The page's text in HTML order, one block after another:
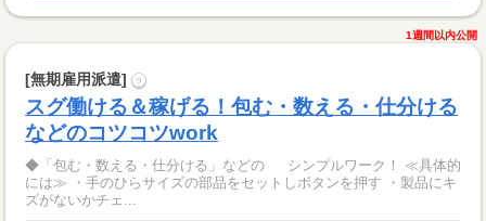
1週間以内公開
[無期雇用派遣] ?
スグ働ける＆稼げる！包む・数える・仕分ける
などのコツコツwork
◆「包む・数える・仕分ける」などの シンプルワーク！ ≪具体的
には≫ ・手のひらサイズの部品をセットしボタンを押す ・製品にキ
ズがないかチェ...